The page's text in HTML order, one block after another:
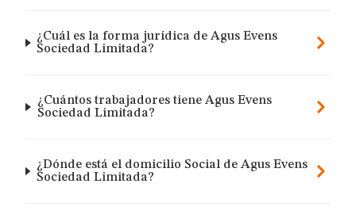
¿Cuál es la forma jurídica de Agus Evens
Sociedad Limitada?
¿Cuántos trabajadores tiene Agus Evens
Sociedad Limitada?
¿Dónde está el domicilio Social de Agus Evens
Sociedad Limitada?